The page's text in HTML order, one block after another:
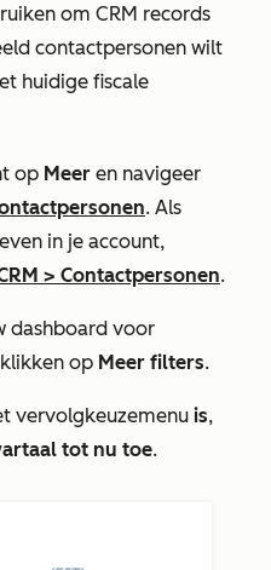
om CRM records
contactpersonen wilt
huidige fiscale
op Meer en navigeer
. Als
in je account,
> Contactpersonen.
dashboard voor
op Meer filters.
vervolgkeuzemenu is,
tot nu toe.